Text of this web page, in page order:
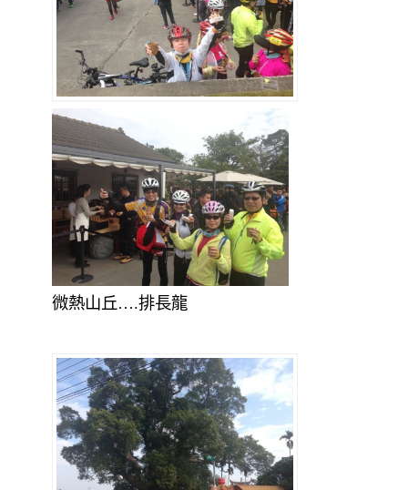
微熱山丘….排長龍